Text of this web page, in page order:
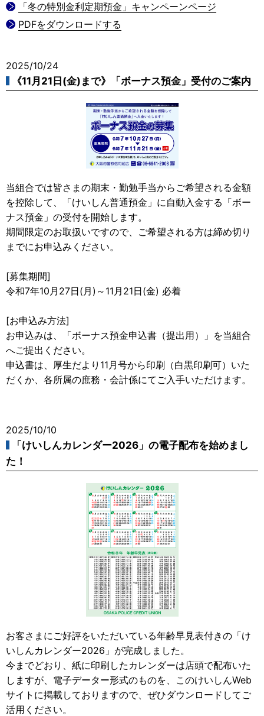
「冬の特別金利定期預金」キャンペーンページ
PDFをダウンロードする
2025/10/24
《11月21日(金)まで》「ボーナス預金」受付のご案内
当組合では皆さまの期末・勤勉手当からご希望される金額
を控除して、「けいしん普通預金」に自動入金する「ボー
ナス預金」の受付を開始します。
期間限定のお取扱いですので、ご希望される方は締め切り
までにお申込みください。
[募集期間]
令和7年10月27日(月)～11月21日(金) 必着
[お申込み方法]
お申込みは、「ボーナス預金申込書（提出用）」を当組合
へご提出ください。
申込書は、厚生だより11月号から印刷（白黒印刷可）いた
だくか、各所属の庶務・会計係にてご入手いただけます。
2025/10/10
「けいしんカレンダー2026」の電子配布を始めまし
た！
お客さまにご好評をいただいている年齢早見表付きの「け
いしんカレンダー2026」が完成しました。
今までどおり、紙に印刷したカレンダーは店頭で配布いた
しますが、電子データー形式のものを、このけいしんWeb
サイトに掲載しておりますので、ぜひダウンロードしてご
活用ください。